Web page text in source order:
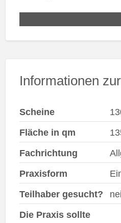
Informationen
Scheine
Fläche in qm
Fachrichtung
Praxisform
Teilhaber gesucht?
Die Praxis sollte